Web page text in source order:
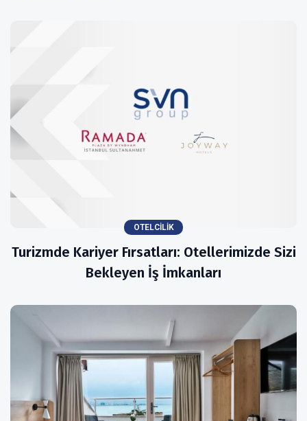
OTELCILIK
Turizmde Kariyer Fırsatları: Otellerimizde Sizi
Bekleyen İş İmkanları